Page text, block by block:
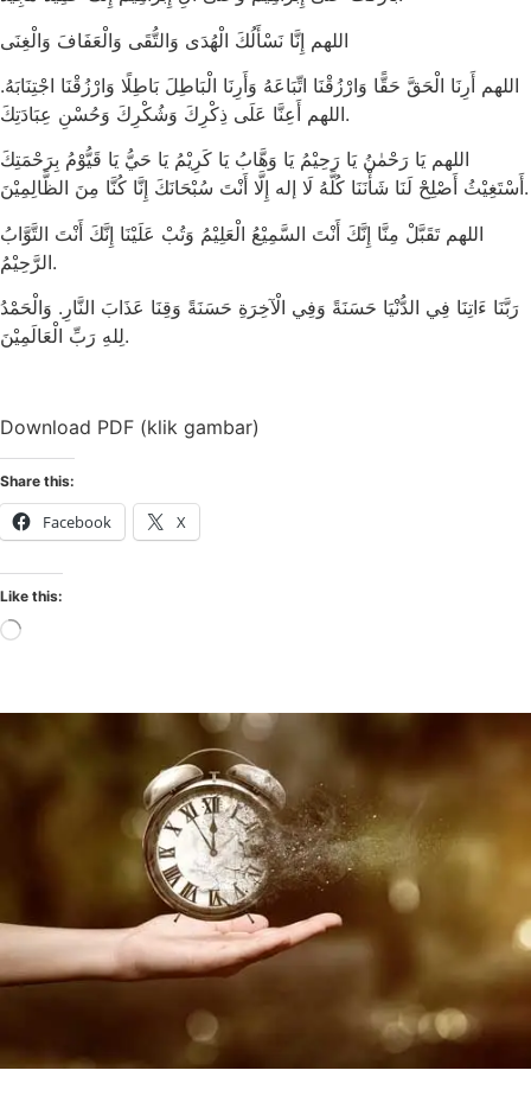
اللهم إِنَّا نَسْأَلُكَ الْهُدَى وَالتُّقَى وَالْعَفَافَ وَالْغِنَى
اللهم أَرِنَا الْحَقَّ حَقًّا وَارْزُقْنَا اتِّبَاعَهُ وَأَرِنَا الْبَاطِلَ بَاطِلًا وَارْزُقْنَا اجْتِنَابَهُ.
اللهم أَعِنَّا عَلَى ذِكْرِكَ وَشُكْرِكَ وَحُسْنِ عِبَادَتِكَ.
اللهم يَا رَحْمٰنُ يَا رَحِيْمُ يَا وَهَّابُ يَا كَرِيْمُ يَا حَيُّ يَا قَيُّوْمُ بِرَحْمَتِكَ
أَسْتَغِيْثُ أَصْلِحْ لَنَا شَأْنَنَا كُلَّهُ لَا إله إِلَّا أَنْتَ سُبْحَانَكَ إِنَّا كُنَّا مِنَ الظَّالِمِيْنَ.
اللهم تَقَبَّلْ مِنَّا إِنَّكَ أَنْتَ السَّمِيْعُ الْعَلِيْمُ وَتُبْ عَلَيْنَا إِنَّكَ أَنْتَ التَّوَّابُ
الرَّحِيْمُ.
رَبَّنَا ءَاتِنَا فِي الدُّنْيَا حَسَنَةً وَفِي الْآخِرَةِ حَسَنَةً وَقِنَا عَذَابَ النَّارِ. وَالْحَمْدُ
لِلهِ رَبِّ الْعَالَمِيْنَ.
Download PDF (klik gambar)
Share this:
Facebook X
Like this: